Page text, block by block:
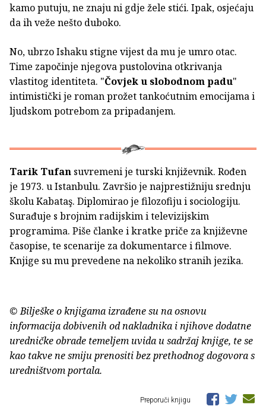
kamo putuju, ne znaju ni gdje žele stići. Ipak, osjećaju
da ih veže nešto duboko.
No, ubrzo Ishaku stigne vijest da mu je umro otac.
Time započinje njegova pustolovina otkrivanja
vlastitog identiteta. "Čovjek u slobodnom padu"
intimistički je roman prožet tankoćutnim emocijama i
ljudskom potrebom za pripadanjem.
Tarik Tufan suvremeni je turski književnik. Rođen
je 1973. u Istanbulu. Završio je najprestižniju srednju
školu Kabataş. Diplomirao je filozofiju i sociologiju.
Surađuje s brojnim radijskim i televizijskim
programima. Piše članke i kratke priče za književne
časopise, te scenarije za dokumentarce i filmove.
Knjige su mu prevedene na nekoliko stranih jezika.
© Bilješke o knjigama izrađene su na osnovu
informacija dobivenih od nakladnika i njihove dodatne
uredničke obrade temeljem uvida u sadržaj knjige, te se
kao takve ne smiju prenositi bez prethodnog dogovora s
uredništvom portala.
Preporuči knjigu